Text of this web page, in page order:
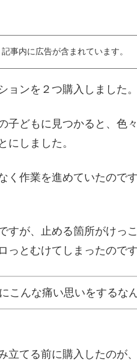
記事内に広告が含まれています。
ョンを２つ購入しました。
子どもに見つかると、色
にしました。
く作業を進めていたので
すが、止める箇所がけっ
っとむけてしまったのです
こんな痛い思いをするな
立てる前に購入したのが、